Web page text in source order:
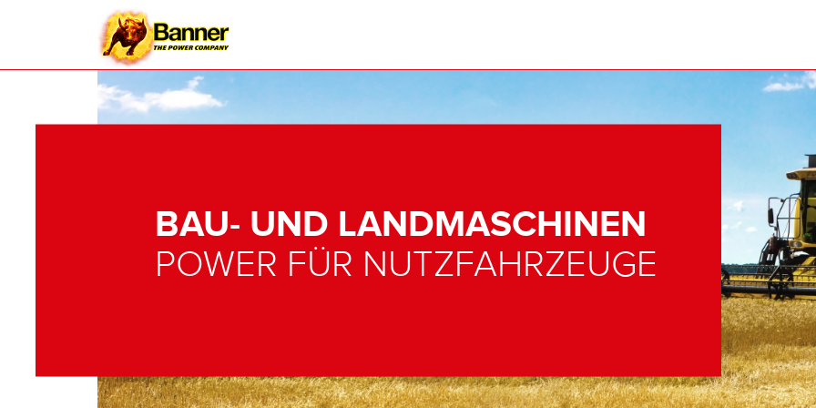
BAU- UND LANDMASCHINEN
POWER FÜR NUTZFAHRZEUGE